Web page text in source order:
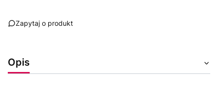
Zapytaj o produkt
Opis